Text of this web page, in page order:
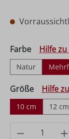
Farbe Hilfe
Natur
Größe Hilfe
10 cm 12 cm
Produkt